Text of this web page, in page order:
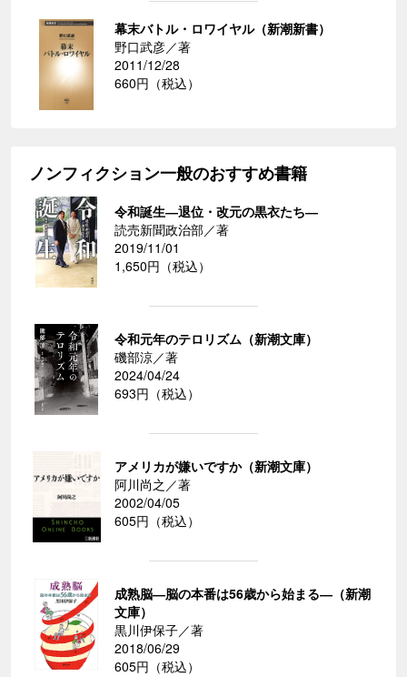
幕末バトル・ロワイヤル（新潮新書）
野口武彦／著
2011/12/28
660円（税込）
ノンフィクション一般のおすすめ書籍
令和誕生―退位・改元の黒衣たち―
読売新聞政治部／著
2019/11/01
1,650円（税込）
令和元年のテロリズム（新潮文庫）
磯部涼／著
2024/04/24
693円（税込）
アメリカが嫌いですか（新潮文庫）
阿川尚之／著
2002/04/05
605円（税込）
成熟脳―脳の本番は56歳から始まる―（新潮
文庫）
黒川伊保子／著
2018/06/29
605円（税込）